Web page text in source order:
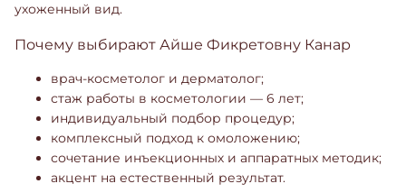
ухоженный вид.
Почему выбирают Айше Фикретовну Канар
врач-косметолог и дерматолог;
стаж работы в косметологии — 6 лет;
индивидуальный подбор процедур;
комплексный подход к омоложению;
сочетание инъекционных и аппаратных методик;
акцент на естественный результат.